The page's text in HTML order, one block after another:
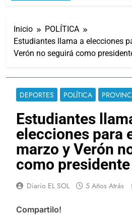
Inicio
POLÍTICA
Estudiantes llama a elecciones
Verón no seguirá como
DEPORTES POLÍTICA
Estudiantes
elecciones para
marzo y Verón
como presidente
Diario EL SOL 5 Años Atrás
Compartilo!